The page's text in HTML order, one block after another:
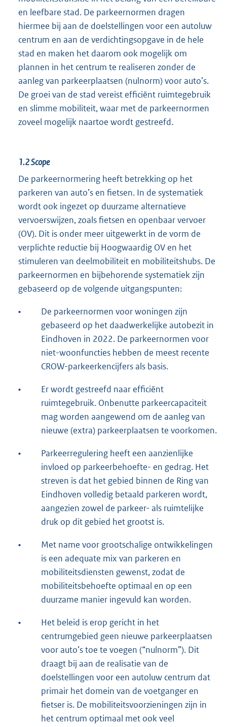
en leefbare stad. De parkeernormen dragen
hiermee bij aan de doelstellingen voor een autoluw
centrum en aan de verdichtingsopgave in de hele
stad en maken het daarom ook mogelijk om
plannen in het centrum te realiseren zonder de
aanleg van parkeerplaatsen (nulnorm) voor auto’s.
De groei van de stad vereist efficiënt ruimtegebruik
en slimme mobiliteit, waar met de parkeernormen
zoveel mogelijk naartoe wordt gestreefd.
1.2Scope
De parkeernormering heeft betrekking op het
parkeren van auto’s en fietsen. In de systematiek
wordt ook ingezet op duurzame alternatieve
vervoerswijzen, zoals fietsen en openbaar vervoer
(OV). Dit is onder meer uitgewerkt in de vorm de
verplichte reductie bij Hoogwaardig OV en het
stimuleren van deelmobiliteit en mobiliteitshubs. De
parkeernormen en bijbehorende systematiek zijn
gebaseerd op de volgende uitgangspunten:
•
De parkeernormen voor woningen zijn
gebaseerd op het daadwerkelijke autobezit in
Eindhoven in 2022. De parkeernormen voor
niet-woonfuncties hebben de meest recente
CROW-parkeerkencijfers als basis.
•
Er wordt gestreefd naar efficiënt
ruimtegebruik. Onbenutte parkeercapaciteit
mag worden aangewend om de aanleg van
nieuwe (extra) parkeerplaatsen te voorkomen.
•
Parkeerregulering heeft een aanzienlijke
invloed op parkeerbehoefte- en gedrag. Het
streven is dat het gebied binnen de Ring van
Eindhoven volledig betaald parkeren wordt,
aangezien zowel de parkeer- als ruimtelijke
druk op dit gebied het grootst is.
•
Met name voor grootschalige ontwikkelingen
is een adequate mix van parkeren en
mobiliteitsdiensten gewenst, zodat de
mobiliteitsbehoefte optimaal en op een
duurzame manier ingevuld kan worden.
•
Het beleid is erop gericht in het
centrumgebied geen nieuwe parkeerplaatsen
voor auto’s toe te voegen (“nulnorm”). Dit
draagt bij aan de realisatie van de
doelstellingen voor een autoluw centrum dat
primair het domein van de voetganger en
fietser is. De mobiliteitsvoorzieningen zijn in
het centrum optimaal met ook veel